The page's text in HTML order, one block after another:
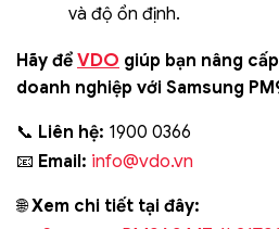
và độ ổn định.
Hãy để VDO giúp bạn nâng
doanh nghiệp với Samsung
📞 Liên hệ: 1900 0366
📧 Email: info@vdo.vn
🌐Xem chi tiết tại đây: